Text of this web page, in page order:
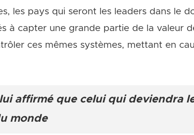
les pays qui seront les leaders dans le
à capter une grande partie de la valeur
ces mêmes systèmes, mettant en
affirmé que celui qui deviendra
monde